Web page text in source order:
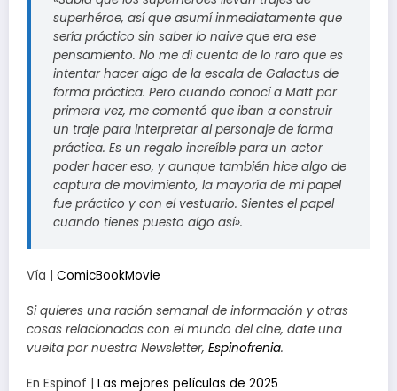
superhéroe, así que asumí inmediatamente que
sería práctico sin saber lo naive que era ese
pensamiento. No me di cuenta de lo raro que es
intentar hacer algo de la escala de Galactus de
forma práctica. Pero cuando conocí a Matt por
primera vez, me comentó que iban a construir
un traje para interpretar al personaje de forma
práctica. Es un regalo increíble para un actor
poder hacer eso, y aunque también hice algo de
captura de movimiento, la mayoría de mi papel
fue práctico y con el vestuario. Sientes el papel
cuando tienes puesto algo así».
Vía | ComicBookMovie
Si quieres una ración semanal de información y otras
cosas relacionadas con el mundo del cine, date una
vuelta por nuestra Newsletter, Espinofrenia.
En Espinof | Las mejores películas de 2025